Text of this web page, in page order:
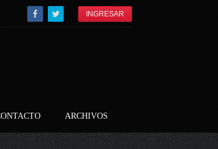
INGRESAR
ARCHIVOS